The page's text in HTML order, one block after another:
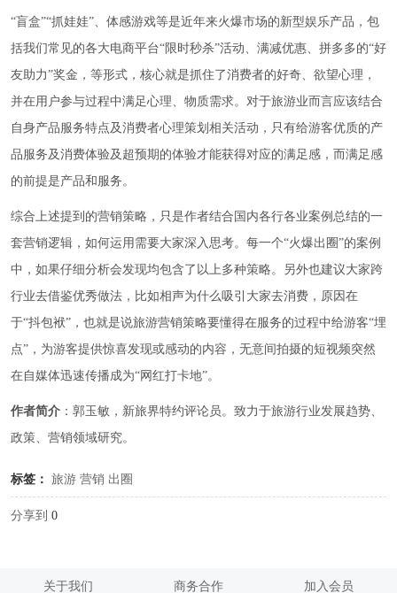
“盲盒”“抓娃娃”、体感游戏等是近年来火爆市场的新型娱乐产品，包
括我们常见的各大电商平台“限时秒杀”活动、满减优惠、拼多多的“好
友助力”奖金，等形式，核心就是抓住了消费者的好奇、欲望心理，
并在用户参与过程中满足心理、物质需求。对于旅游业而言应该结合
自身产品服务特点及消费者心理策划相关活动，只有给游客优质的产
品服务及消费体验及超预期的体验才能获得对应的满足感，而满足感
的前提是产品和服务。
综合上述提到的营销策略，只是作者结合国内各行各业案例总结的一
套营销逻辑，如何运用需要大家深入思考。每一个“火爆出圈”的案例
中，如果仔细分析会发现均包含了以上多种策略。另外也建议大家跨
行业去借鉴优秀做法，比如相声为什么吸引大家去消费，原因在
于“抖包袱”，也就是说旅游营销策略要懂得在服务的过程中给游客“埋
点”，为游客提供惊喜发现或感动的内容，无意间拍摄的短视频突然
在自媒体迅速传播成为“网红打卡地”。
作者简介 ：郭玉敏，新旅界特约评论员。致力于旅游行业发展趋势、
政策、营销领域研究。
标签： 旅游 营销 出圈
分享到 0
关于我们 商务合作 加入会员